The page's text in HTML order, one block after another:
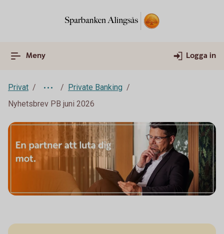
Meny Logga in
Privat
Private Banking
Nyhetsbrev PB juni 2026